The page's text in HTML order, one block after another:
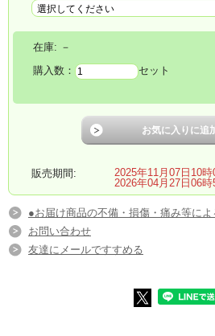
在庫: －
購入数：
セット
販売期間:
2025年11月07日10時
2026年04月27日06時
●お届け商品の不備・損傷・痛み等によ
お問い合わせ
友達にメールですすめる